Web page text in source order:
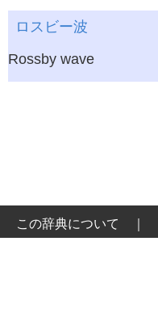
ロスビー波
Rossby wave
この辞典について